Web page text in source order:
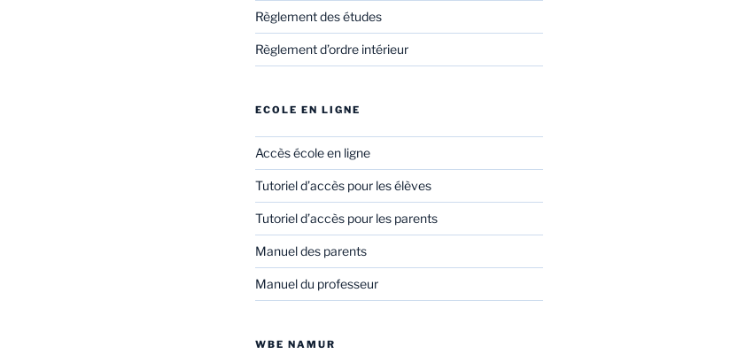
Règlement des études
Règlement d’ordre intérieur
ECOLE EN LIGNE
Accès école en ligne
Tutoriel d’accès pour les élèves
Tutoriel d’accès pour les parents
Manuel des parents
Manuel du professeur
WBE NAMUR